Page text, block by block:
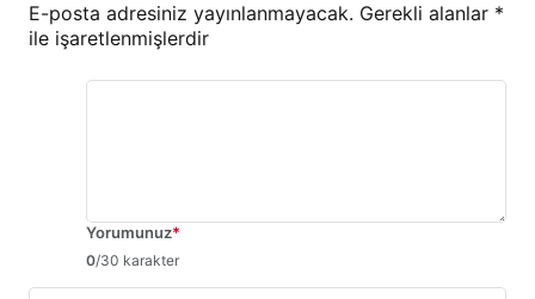
E-posta adresiniz yayınlanmayacak. Gerekli alanlar *
ile işaretlenmişlerdir
Yorumunuz*
0/30 karakter